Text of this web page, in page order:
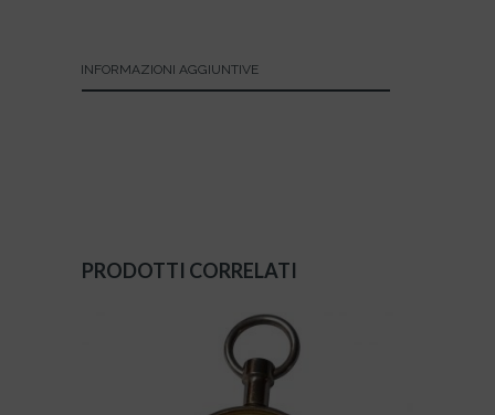
INFORMAZIONI AGGIUNTIVE
PRODOTTI CORRELATI